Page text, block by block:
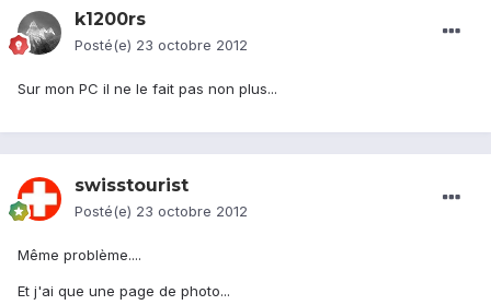
k1200rs
Posté(e) 23 octobre 2012
Sur mon PC il ne le fait pas non plus...
swisstourist
Posté(e) 23 octobre 2012
Même problème....
Et j'ai que une page de photo...